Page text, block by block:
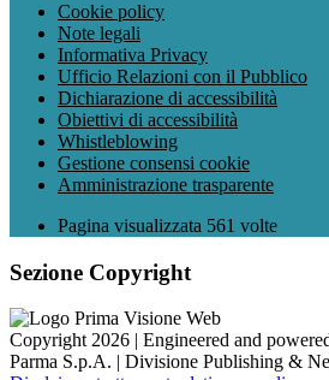
Cookie policy
Note legali
Informativa Privacy
Ufficio Relazioni con il Pubblico
Dichiarazione di accessibilità
Obiettivi di accessibilità
Whistleblowing
Gestione consensi cookie
Amministrazione trasparente
Pagina visualizzata 561 volte
Sezione Copyright
Copyright 2026 | Engineered and
Parma S.p.A. | Divisione Publishing &